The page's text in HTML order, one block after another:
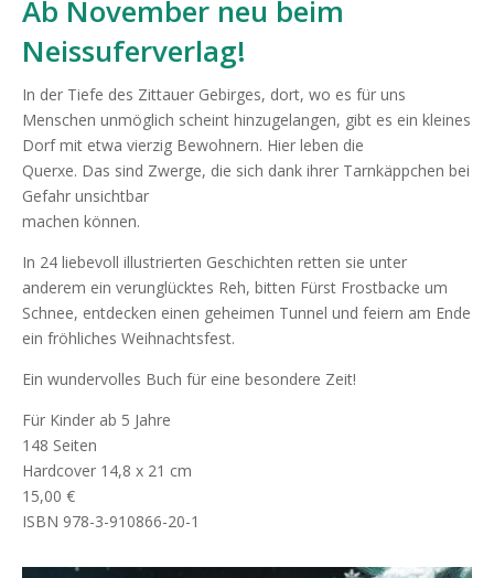
Ab November neu beim
Neissuferverlag!
In der Tiefe des Zittauer Gebirges, dort, wo es für uns
Menschen unmöglich scheint hinzugelangen, gibt es ein kleines
Dorf mit etwa vierzig Bewohnern. Hier leben die
Querxe. Das sind Zwerge, die sich dank ihrer Tarnkäppchen bei
Gefahr unsichtbar
machen können.
In 24 liebevoll illustrierten Geschichten retten sie unter
anderem ein verunglücktes Reh, bitten Fürst Frostbacke um
Schnee, entdecken einen geheimen Tunnel und feiern am Ende
ein fröhliches Weihnachtsfest.
Ein wundervolles Buch für eine besondere Zeit!
Für Kinder ab 5 Jahre
148 Seiten
Hardcover 14,8 x 21 cm
15,00 €
ISBN 978-3-910866-20-1